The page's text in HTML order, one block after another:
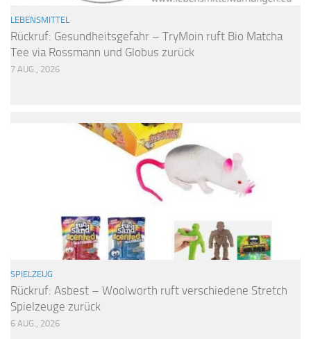
LEBENSMITTEL
Rückruf: Gesundheitsgefahr – TryMoin ruft Bio Matcha
Tee via Rossmann und Globus zurück
7 AUG., 2026
SPIELZEUG
Rückruf: Asbest – Woolworth ruft verschiedene Stretch
Spielzeuge zurück
6 AUG., 2026